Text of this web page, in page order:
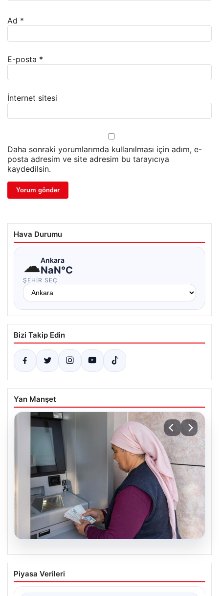
Ad *
E-posta *
İnternet sitesi
Daha sonraki yorumlarımda kullanılması için adım, e-
posta adresim ve site adresim bu tarayıcıya
kaydedilsin.
Hava Durumu
☁Ankara
NaN°C
ŞEHIR SEÇ
Bizi Takip Edin
Yan Manşet
08.08.2026
Emekli maaşı ödemeleri ne zaman
yatacak? SGK, Bağ-Kur, Emekli Sandığı
Piyasa Verileri